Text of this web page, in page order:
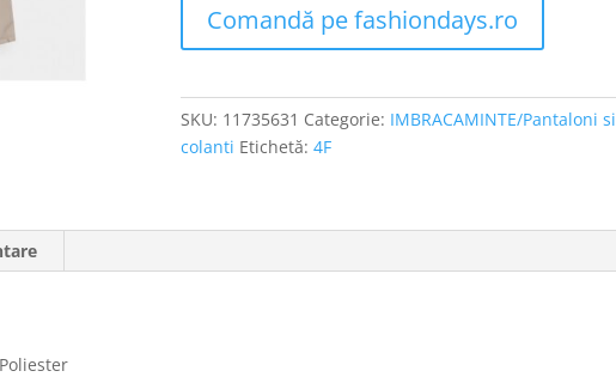
Comandă pe fashiondays.ro
SKU: 11735631 Categorie: IMBRACAMINTE/Pantaloni si
colanti Etichetă:4F